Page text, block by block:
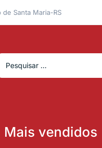
de Santa Maria-RS
Mais vendidos